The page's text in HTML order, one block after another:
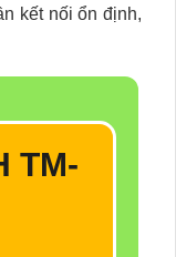
kết nối ổn định,
TM-